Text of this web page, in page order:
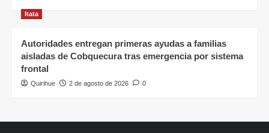
Itata
Autoridades entregan primeras ayudas a familias
aisladas de Cobquecura tras emergencia por sistema
frontal
Quirihue 2 de agosto de 2026 0